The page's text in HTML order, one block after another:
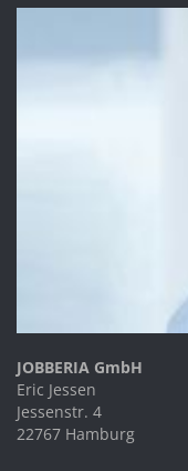
JOBBERIA GmbH
Eric Jessen
Jessenstr. 4
22767 Hamburg